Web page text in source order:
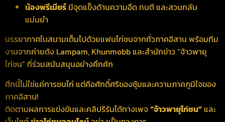
น้องพรีเมียร์ มีจุดแข็งด้านความอึด ทนตี และสวนกลับ
แม่นยำ
บรรยากาศในสนามเต็มไปด้วยแฟนไก่ชนจากทั่วภาคอีสาน พร้อมทีม
งานจากค่ายดัง Lampam, Khunmobb และสำนักข่าว “จ้าวพายุ
ไก่ชน” ที่ร่วมสนับสนุนอย่างคึกคัก
ศึกนี้ไม่ใช่แค่การชนไก่ แต่คือศักดิ์ศรีของซุ้มและความภาคภูมิใจของ
ภาคอีสาน!
ติดตามผลการแข่งขันและคลิปรีรันได้ทางเพจ“จ้าวพายุไก่ชน” และ